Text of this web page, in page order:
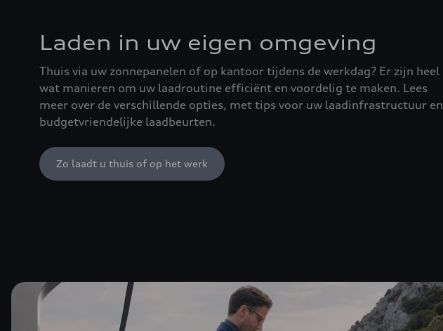
Laden in uw eigen omgeving
Thuis via uw zonnepanelen of op kantoor tijdens de werkdag? Er zijn heel
wat manieren om uw laadroutine efficiënt en voordelig te maken. Lees
meer over de verschillende opties, met tips voor uw laadinfrastructuur en
budgetvriendelijke laadbeurten.
Zo laadt u thuis of op het werk